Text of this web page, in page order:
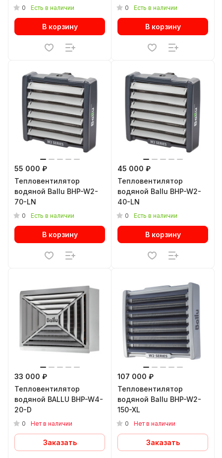
0 Есть в наличии
В корзину
0 Есть в наличии
В корзину
55 000 ₽
Тепловентилятор
водяной Ballu BHP-W2-
70-LN
0 Есть в наличии
В корзину
45 000 ₽
Тепловентилятор
водяной Ballu BHP-W2-
40-LN
0 Есть в наличии
В корзину
33 000 ₽
Тепловентилятор
водяной BALLU BHP-W4-
20-D
0 Нет в наличии
Заказать
107 000 ₽
Тепловентилятор
водяной Ballu BHP-W2-
150-XL
0 Нет в наличии
Заказать